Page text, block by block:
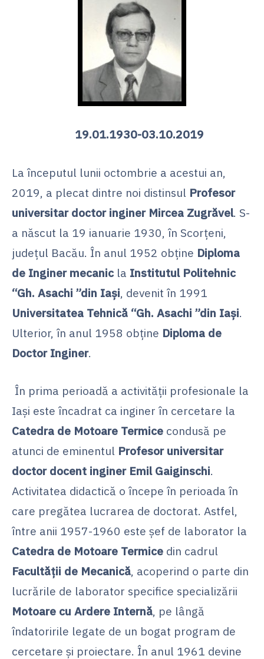
19.01.1930-03.10.2019
La începutul lunii octombrie a acestui an,
2019, a plecat dintre noi distinsul Profesor
universitar doctor inginer Mircea Zugrăvel. S-
a născut la 19 ianuarie 1930, în Scorţeni,
judeţul Bacău. În anul 1952 obţine Diploma
de Inginer mecanic la Institutul Politehnic
“Gh. Asachi ”din Iaşi, devenit în 1991
Universitatea Tehnică “Gh. Asachi ”din Iaşi.
Ulterior, în anul 1958 obţine Diploma de
Doctor Inginer.
În prima perioadă a activităţii profesionale la
Iaşi este încadrat ca inginer în cercetare la
Catedra de Motoare Termice condusă pe
atunci de eminentul Profesor universitar
doctor docent inginer Emil Gaiginschi.
Activitatea didactică o începe în perioada în
care pregătea lucrarea de doctorat. Astfel,
între anii 1957-1960 este şef de laborator la
Catedra de Motoare Termice din cadrul
Facultăţii de Mecanică, acoperind o parte din
lucrările de laborator specifice specializării
Motoare cu Ardere Internă, pe lângă
îndatoririle legate de un bogat program de
cercetare şi proiectare. În anul 1961 devine